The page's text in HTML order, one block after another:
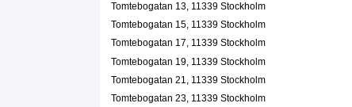
Carlson, Christoffer
0702-905703
Tomtebogatan 11 Lgh 1201, 11339 Stockholm
Estradör Lundin
Jan Stefan Lundin
Tomtebogatan 13, 11339 Stockholm
Tomtebogatan 15, 11339 Stockholm
Tomtebogatan 17, 11339 Stockholm
Tomtebogatan 19, 11339 Stockholm
Tomtebogatan 21, 11339 Stockholm
Tomtebogatan 23, 11339 Stockholm